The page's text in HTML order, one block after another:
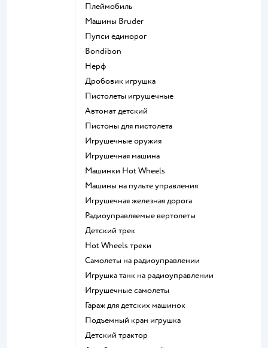
Плеймобиль
Машины Bruder
Пупси единорог
Bondibon
Нерф
Дробовик игрушка
Пистолеты игрушечные
Автомат детский
Пистоны для пистолета
Игрушечные оружия
Игрушечная машина
Машинки Hot Wheels
Машины на пульте управления
Игрушечная железная дорога
Радиоуправляемые вертолеты
Детский трек
Hot Wheels треки
Самолеты на радиоуправлении
Игрушка танк на радиоуправлении
Игрушечные самолеты
Гараж для детских машинок
Подъемный кран игрушка
Детский трактор